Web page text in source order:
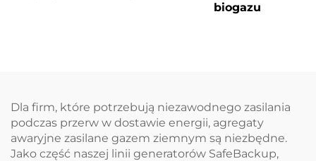
biogazu
Dla firm, które potrzebują niezawodnego zasilania
podczas przerw w dostawie energii, agregaty
awaryjne zasilane gazem ziemnym są niezbędne.
Jako część naszej linii generatorów SafeBackup,